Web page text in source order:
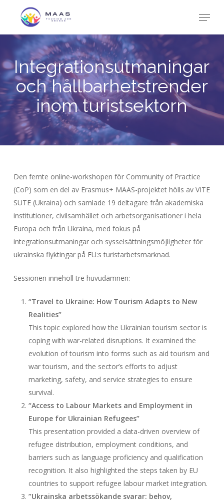
content
Menu
Integrationsutmaningar
och hållbarhetstrender
inom turistsektorn
Den femte online-workshopen för Community of Practice
(CoP) som en del av Erasmus+ MAAS-projektet hölls av VITE
SUTE (Ukraina) och samlade 19 deltagare från akademiska
institutioner, civilsamhället och arbetsorganisationer i hela
Europa och från Ukraina, med fokus på
integrationsutmaningar och sysselsättningsmöjligheter för
ukrainska flyktingar på EU:s turistarbetsmarknad.
Sessionen innehöll tre huvudämnen:
“Travel to Ukraine: How Tourism Adapts to New
Realities”
This topic explored how the Ukrainian tourism sector is
coping with war-related disruptions. It examined the
evolution of tourism into forms such as aid tourism and
war tourism, and the sector’s efforts to adjust
marketing, safety, and service strategies to ensure
survival.
“Access to Labour Markets and Employment in
Europe for Ukrainian Refugees”
This presentation provided a data-driven overview of
refugee distribution, employment conditions, and
barriers such as language proficiency and qualification
recognition. It also highlighted the steps taken by EU
countries to support refugee labour market integration.
”Ukrainska arbetssökande svarar: behov,
Menu